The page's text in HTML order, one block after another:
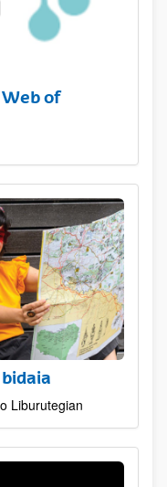
of
Liburutegian